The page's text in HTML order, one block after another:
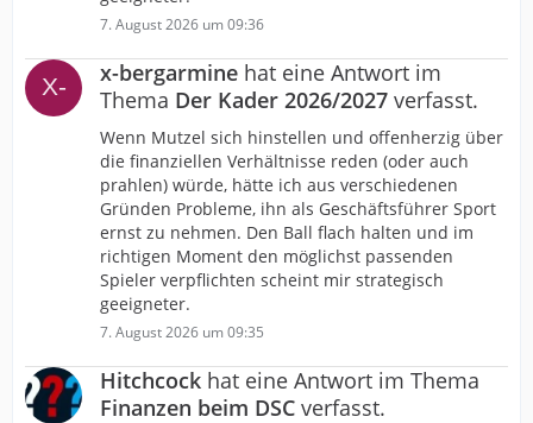
7. August 2026 um 09:36
x-bergarmine hat eine Antwort im
Thema Der Kader 2026/2027 verfasst.
Wenn Mutzel sich hinstellen und offenherzig über
die finanziellen Verhältnisse reden (oder auch
prahlen) würde, hätte ich aus verschiedenen
Gründen Probleme, ihn als Geschäftsführer Sport
ernst zu nehmen. Den Ball flach halten und im
richtigen Moment den möglichst passenden
Spieler verpflichten scheint mir strategisch
geeigneter.
7. August 2026 um 09:35
Hitchcock hat eine Antwort im Thema
Finanzen beim DSC verfasst.